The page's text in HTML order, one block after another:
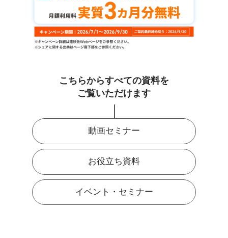
こちらからすべての資料を
ご覧いただけます
動画セミナー
お役立ち資料
イベント・セミナー